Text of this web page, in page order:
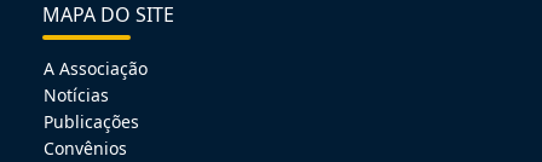
MAPA DO SITE
A Associação
Notícias
Publicações
Convênios